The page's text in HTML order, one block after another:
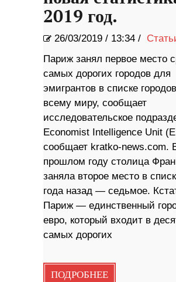
2019 год.
26/03/2019 / 13:34 /
Париж занял первое место
самых дорогих городов для
эмигрантов в списке
всему миру, сообщает
исследовательское
Economist Intelligence Unit
сообщает kratko-news.com.
прошлом году столица
заняла второе место в
года назад — седьмое.
Париж — единственный
евро, который входит в
самых дорогих
ПОДРОБНЕЕ